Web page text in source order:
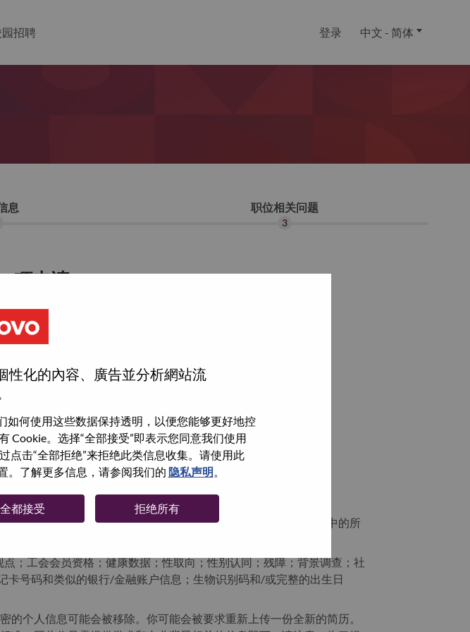
性化的內容、廣告並分析網站流
何使用这些数据保持透明，以便您能够更好地控
Cookie。选择“全部接受”即表示您同意我们使用
点击“全部拒绝”来拒绝此类信息收集。请使用此
。了解更多信息，请参阅我们的 隐私声明。
全都接受 拒绝所有
招聘 登录 中文 - 简体
息 职位相关问题
3
项申请
不含简历
？
何联想岗位或加入联想人才社区之前，删除您的简历或个人信息中的所
；工会会员资格；健康数据；性取向；性别认同；残障；背景调查；社
号码和类似的银行/金融账户信息；生物识别码和/或完整的出生日
个人信息可能会被移除。你可能会被要求重新上传一份全新的简历。